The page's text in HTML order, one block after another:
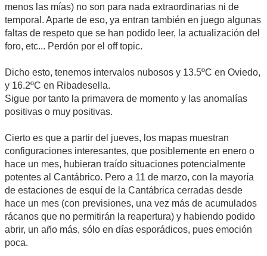
menos las mías) no son para nada extraordinarias ni de
temporal. Aparte de eso, ya entran también en juego algunas
faltas de respeto que se han podido leer, la actualización del
foro, etc... Perdón por el off topic.
Dicho esto, tenemos intervalos nubosos y 13.5ºC en Oviedo,
y 16.2ºC en Ribadesella.
Sigue por tanto la primavera de momento y las anomalías
positivas o muy positivas.
Cierto es que a partir del jueves, los mapas muestran
configuraciones interesantes, que posiblemente en enero o
hace un mes, hubieran traído situaciones potencialmente
potentes al Cantábrico. Pero a 11 de marzo, con la mayoría
de estaciones de esquí de la Cantábrica cerradas desde
hace un mes (con previsiones, una vez más de acumulados
rácanos que no permitirán la reapertura) y habiendo podido
abrir, un año más, sólo en días esporádicos, pues emoción
poca.